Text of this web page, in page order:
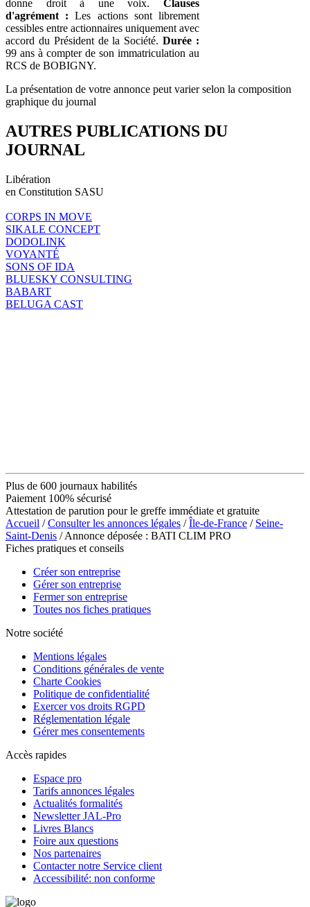
donne droit à une voix. Clauses
d'agrément : Les actions sont librement
cessibles entre actionnaires uniquement avec
accord du Président de la Société.Durée :
99 ans à compter de son immatriculation au
RCS de BOBIGNY.
La présentation de votre annonce peut varier selon la composition
graphique du journal
AUTRES PUBLICATIONS DU
JOURNAL
Libération
en Constitution SASU
CORPS IN MOVE
SIKALE CONCEPT
DODOLINK
VOYANTÉ
SONS OF IDA
BLUESKY CONSULTING
BABART
BELUGA CAST
Plus de 600 journaux habilités
Paiement 100% sécurisé
Attestation de parution pour le greffe immédiate et gratuite
Accueil /Consulter les annonces légales /Île-de-France / Seine-
Saint-Denis / Annonce déposée : BATI CLIM PRO
Fiches pratiques et conseils
Créer son entreprise
Gérer son entreprise
Fermer son entreprise
Toutes nos fiches pratiques
Notre société
Mentions légales
Conditions générales de vente
Charte Cookies
Politique de confidentialité
Exercer vos droits RGPD
Réglementation légale
Gérer mes consentements
Accès rapides
Espace pro
Tarifs annonces légales
Actualités formalités
Newsletter JAL-Pro
Livres Blancs
Foire aux questions
Nos partenaires
Contacter notre Service client
Accessibilité: non conforme